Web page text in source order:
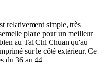
relativement simple, très
plane pour un meilleur
au Tai Chi Chuan qu'au
sur le côté extérieur. Ce
du 36 au 44.